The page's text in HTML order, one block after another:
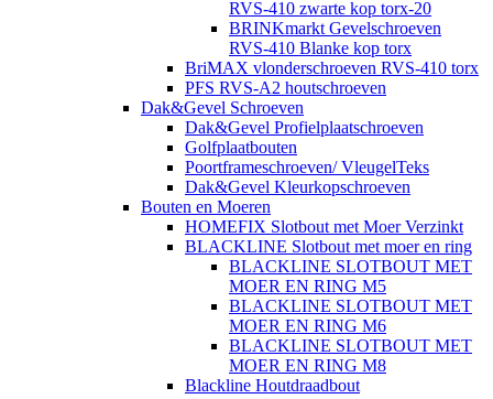
RVS-410 zwarte kop torx-20
BRINKmarkt Gevelschroeven
RVS-410 Blanke kop torx
BriMAX vlonderschroeven RVS-410 torx
PFS RVS-A2 houtschroeven
Dak&Gevel Schroeven
Dak&Gevel Profielplaatschroeven
Golfplaatbouten
Poortframeschroeven/ VleugelTeks
Dak&Gevel Kleurkopschroeven
Bouten en Moeren
HOMEFIX Slotbout met Moer Verzinkt
BLACKLINE Slotbout met moer en ring
BLACKLINE SLOTBOUT MET
MOER EN RING M5
BLACKLINE SLOTBOUT MET
MOER EN RING M6
BLACKLINE SLOTBOUT MET
MOER EN RING M8
Blackline Houtdraadbout